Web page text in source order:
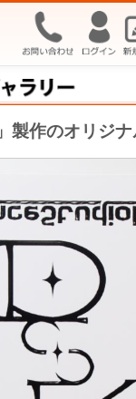
製作のオリジナ